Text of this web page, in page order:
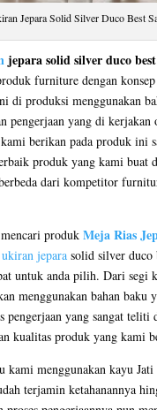
Jepara Solid Silver Duco Best
jepara solid silver duco
furniture dengan
di produksi menggunakan
pengerjaan yang di kerjakan
berikan pada produk ini
produk yang kami buat
dari kompetitor
produk Meja Rias
jeparasolid silver duco
untuk anda pilih. Dari segi
menggunakan bahan baku
pengerjaan yang sangat teliti
kualitas produk yang kami
kami menggunakan kayu
terjamin ketahanannya